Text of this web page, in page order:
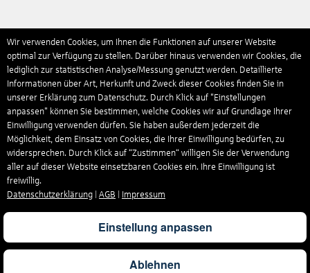
Wir verwenden Cookies, um Ihnen die Funktionen auf unserer Website
optimal zur Verfügung zu stellen. Darüber hinaus verwenden wir Cookies, die
lediglich zur statistischen Analyse/Messung genutzt werden. Detaillierte
Informationen über Art, Herkunft und Zweck dieser Cookies finden Sie in
unserer Erklärung zum Datenschutz. Durch Klick auf "Einstellungen
anpassen" können Sie bestimmen, welche Cookies wir auf Grundlage Ihrer
Einwilligung verwenden dürfen. Sie haben außerdem jederzeit die
Möglichkeit, dem Einsatz von Cookies, die Ihrer Einwilligung bedürfen, zu
widersprechen. Durch Klick auf “Zustimmen“ willigen Sie der Verwendung
aller auf dieser Website einsetzbaren Cookies ein. Ihre Einwilligung ist
freiwillig.
Datenschutzerklärung
AGB Impressum
Einstellung anpassen
Ablehnen